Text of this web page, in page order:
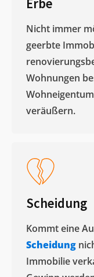
Nicht immer
geerbte
Wohnungen
veräußern. ​
Scheidung
Kommt eine
Scheidung
Immobilie